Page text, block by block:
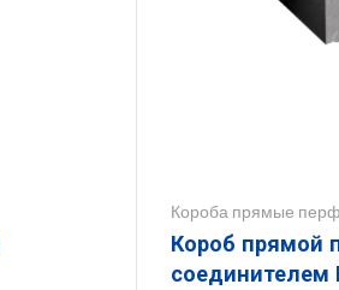
Короба прямые
Короб прямой
соединителем